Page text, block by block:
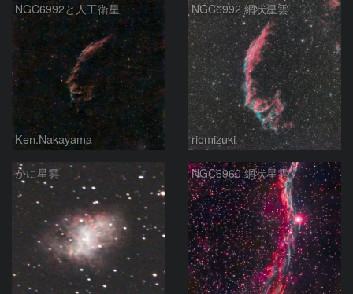
NGC6992と人工衛星
Ken.Nakayama
NGC6992 網状星雲
riomizuki
かに星雲 NGC6960 網状星雲